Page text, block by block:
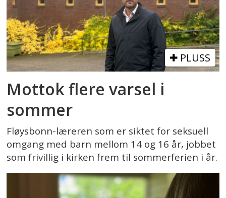
PLUSS
Mottok flere varsel i
sommer
Fløysbonn-læreren som er siktet for seksuell
omgang med barn mellom 14 og 16 år, jobbet
som frivillig i kirken frem til sommerferien i år.